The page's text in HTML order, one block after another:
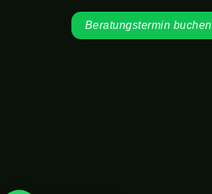
Beratungstermin buchen